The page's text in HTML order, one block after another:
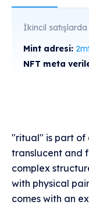
İkincil
Mint adresi:
NFT meta
"ritual" is part of
translucent and
complex
with physical
comes with an